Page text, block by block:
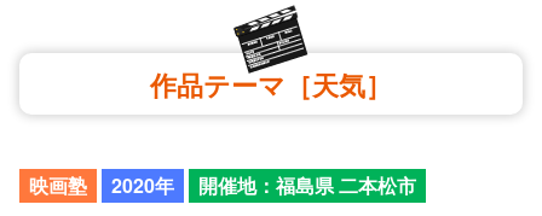
作品テーマ［天気］
映画塾 2020年 開催地：福島県 二本松市